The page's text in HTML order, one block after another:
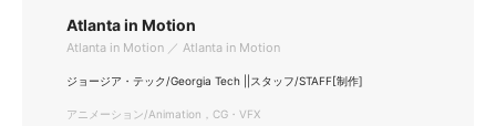
Atlanta in Motion
Atlanta in Motion ／ Atlanta in Motion
ジョージア・テック/Georgia Tech ||スタッフ/STAFF[制作]
アニメーション/Animation，CG・VFX